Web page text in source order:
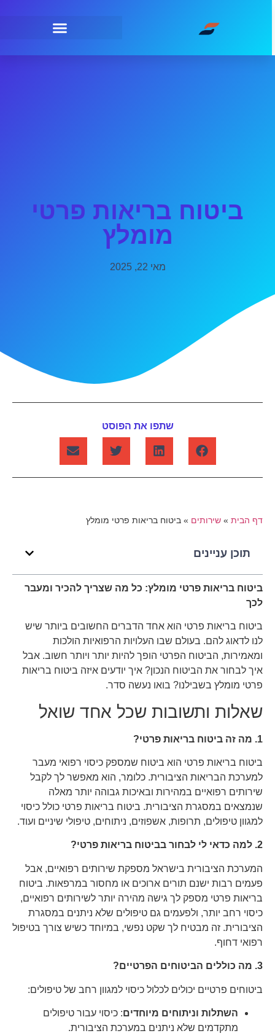
ביטוח בריאות פרטי
מומלץ
מאי 22, 2025
שתפו את הפוסט
דף הבית» שירותים» ביטוח בריאות פרטי מומלץ
תוכן עניינים
ביטוח בריאות פרטי מומלץ: כל מה שצריך להכיר ומעבר
לכך
ביטוח בריאות פרטי הוא אחד הדברים החשובים ביותר שיש
לנו לדאוג להם. בעולם שבו העלויות הרפואיות הולכות
ומאמירות, הביטוח הפרטי הופך להיות יותר ויותר חשוב. אבל
איך לבחור את הביטוח הנכון? איך יודעים איזה ביטוח בריאות
פרטי מומלץ בשבילנו? בואו נעשה סדר.
שאלות ותשובות שכל אחד שואל
1. מה זה ביטוח בריאות פרטי?
ביטוח בריאות פרטי הוא ביטוח שמספק כיסוי רפואי מעבר
למערכת הבריאות הציבורית. כלומר, הוא מאפשר לך לקבל
שירותים רפואיים במהירות ובאיכות גבוהה יותר מאלה
שנמצאים במסגרת הציבורית. ביטוח בריאות פרטי כולל כיסוי
למגוון טיפולים, תרופות, אשפוזים, ניתוחים, טיפולי שיניים ועוד.
2. למה כדאי לי לבחור בביטוח בריאות פרטי?
המערכת הציבורית בישראל מספקת שירותים רפואיים, אבל
פעמים רבות ישנם תורים ארוכים או מחסור במרפאות. ביטוח
בריאות פרטי מספק לך גישה מהירה יותר לשירותים רפואיים,
כיסוי רחב יותר, ולפעמים גם טיפולים שלא ניתנים במסגרת
הציבורית. זה מבטיח לך שקט נפשי, במיוחד כשיש צורך בטיפול
רפואי דחוף.
3. מה כוללים הביטוחים הפרטיים?
ביטוחים פרטיים יכולים לכלול כיסוי למגוון רחב של טיפולים:
השתלות וניתוחים מיוחדים: כיסוי עבור טיפולים
מתקדמים שלא ניתנים במערכת הציבורית.